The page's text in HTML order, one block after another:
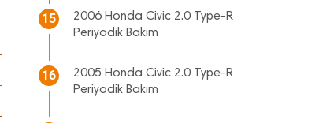
15
2006 Honda Civic 2.0 Type-R
Periyodik Bakım
16
2005 Honda Civic 2.0 Type-R
Periyodik Bakım